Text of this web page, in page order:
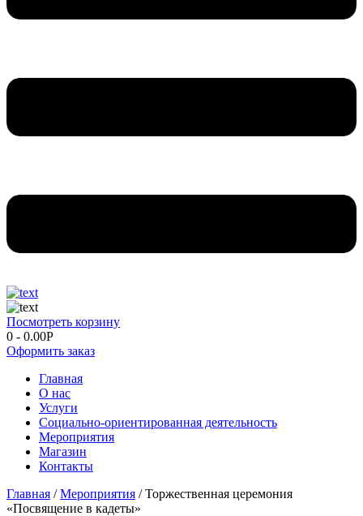
Посмотреть корзину
0 - 0.00Р
Оформить заказ
Главная
О нас
Услуги
Социально-ориентированная деятельность
Мероприятия
Магазин
Контакты
Главная /Мероприятия / Торжественная церемония
«Посвящение в кадеты»